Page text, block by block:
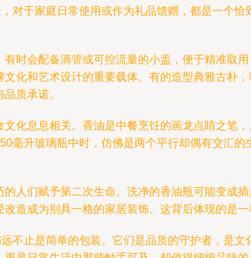
对于家庭日常使用或作为礼品馈赠，都是一个
时会配备滴管或可控流量的小盖，便于精准取用
化和艺术设计的重要载体。有的造型典雅古朴
质承诺。
化息息相关。香油是中餐烹饪的画龙点睛之笔
毫升玻璃瓶中时，仿佛是两个平行却偶有交汇
人们赋予第二次生命。洗净的香油瓶可能变成
造成为别具一格的家居装饰。这背后体现的是一
不止是简单的包装。它们是品质的守护者，是